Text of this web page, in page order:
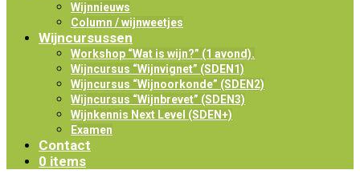
Wijnnieuws
Column / wijnweetjes
Wijncursussen
Workshop “Wat is wijn?” (1 avond).
Wijncursus “Wijnvignet” (SDEN1)
Wijncursus “Wijnoorkonde” (SDEN2)
Wijncursus “Wijnbrevet” (SDEN3)
Wijnkennis Next Level (SDEN+)
Examen
Contact
0 items